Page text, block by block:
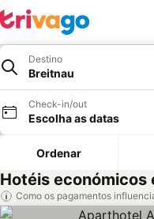
Destino
Breitnau
Check-in/out
Escolha as datas
Ordenar
Hotéis económicos
Como os pagamentos